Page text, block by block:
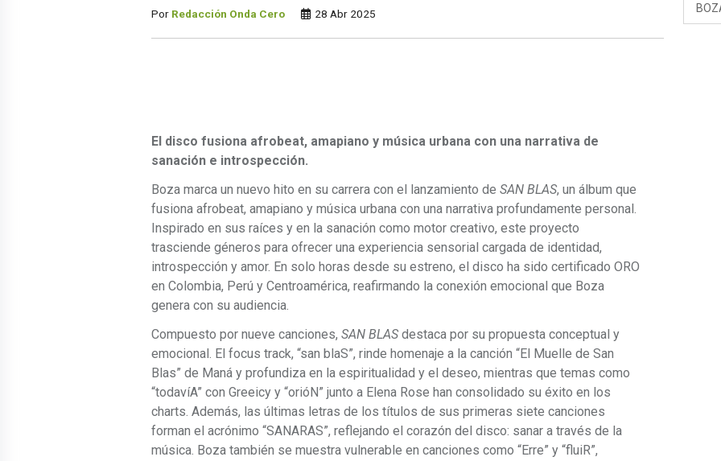
Por Redacción Onda Cero 28 Abr 2025
El disco fusiona afrobeat, amapiano y música urbana con una narrativa de
sanación e introspección.
Boza marca un nuevo hito en su carrera con el lanzamiento de SAN BLAS, un álbum que
fusiona afrobeat, amapiano y música urbana con una narrativa profundamente personal.
Inspirado en sus raíces y en la sanación como motor creativo, este proyecto
trasciende géneros para ofrecer una experiencia sensorial cargada de identidad,
introspección y amor. En solo horas desde su estreno, el disco ha sido certificado ORO
en Colombia, Perú y Centroamérica, reafirmando la conexión emocional que Boza
genera con su audiencia.
Compuesto por nueve canciones, SAN BLAS destaca por su propuesta conceptual y
emocional. El focus track, “san blaS”, rinde homenaje a la canción “El Muelle de San
Blas” de Maná y profundiza en la espiritualidad y el deseo, mientras que temas como
“todavíA” con Greeicy y “orióN” junto a Elena Rose han consolidado su éxito en los
charts. Además, las últimas letras de los títulos de sus primeras siete canciones
forman el acrónimo “SANARAS”, reflejando el corazón del disco: sanar a través de la
música. Boza también se muestra vulnerable en canciones como “Erre” y “fluiR”,